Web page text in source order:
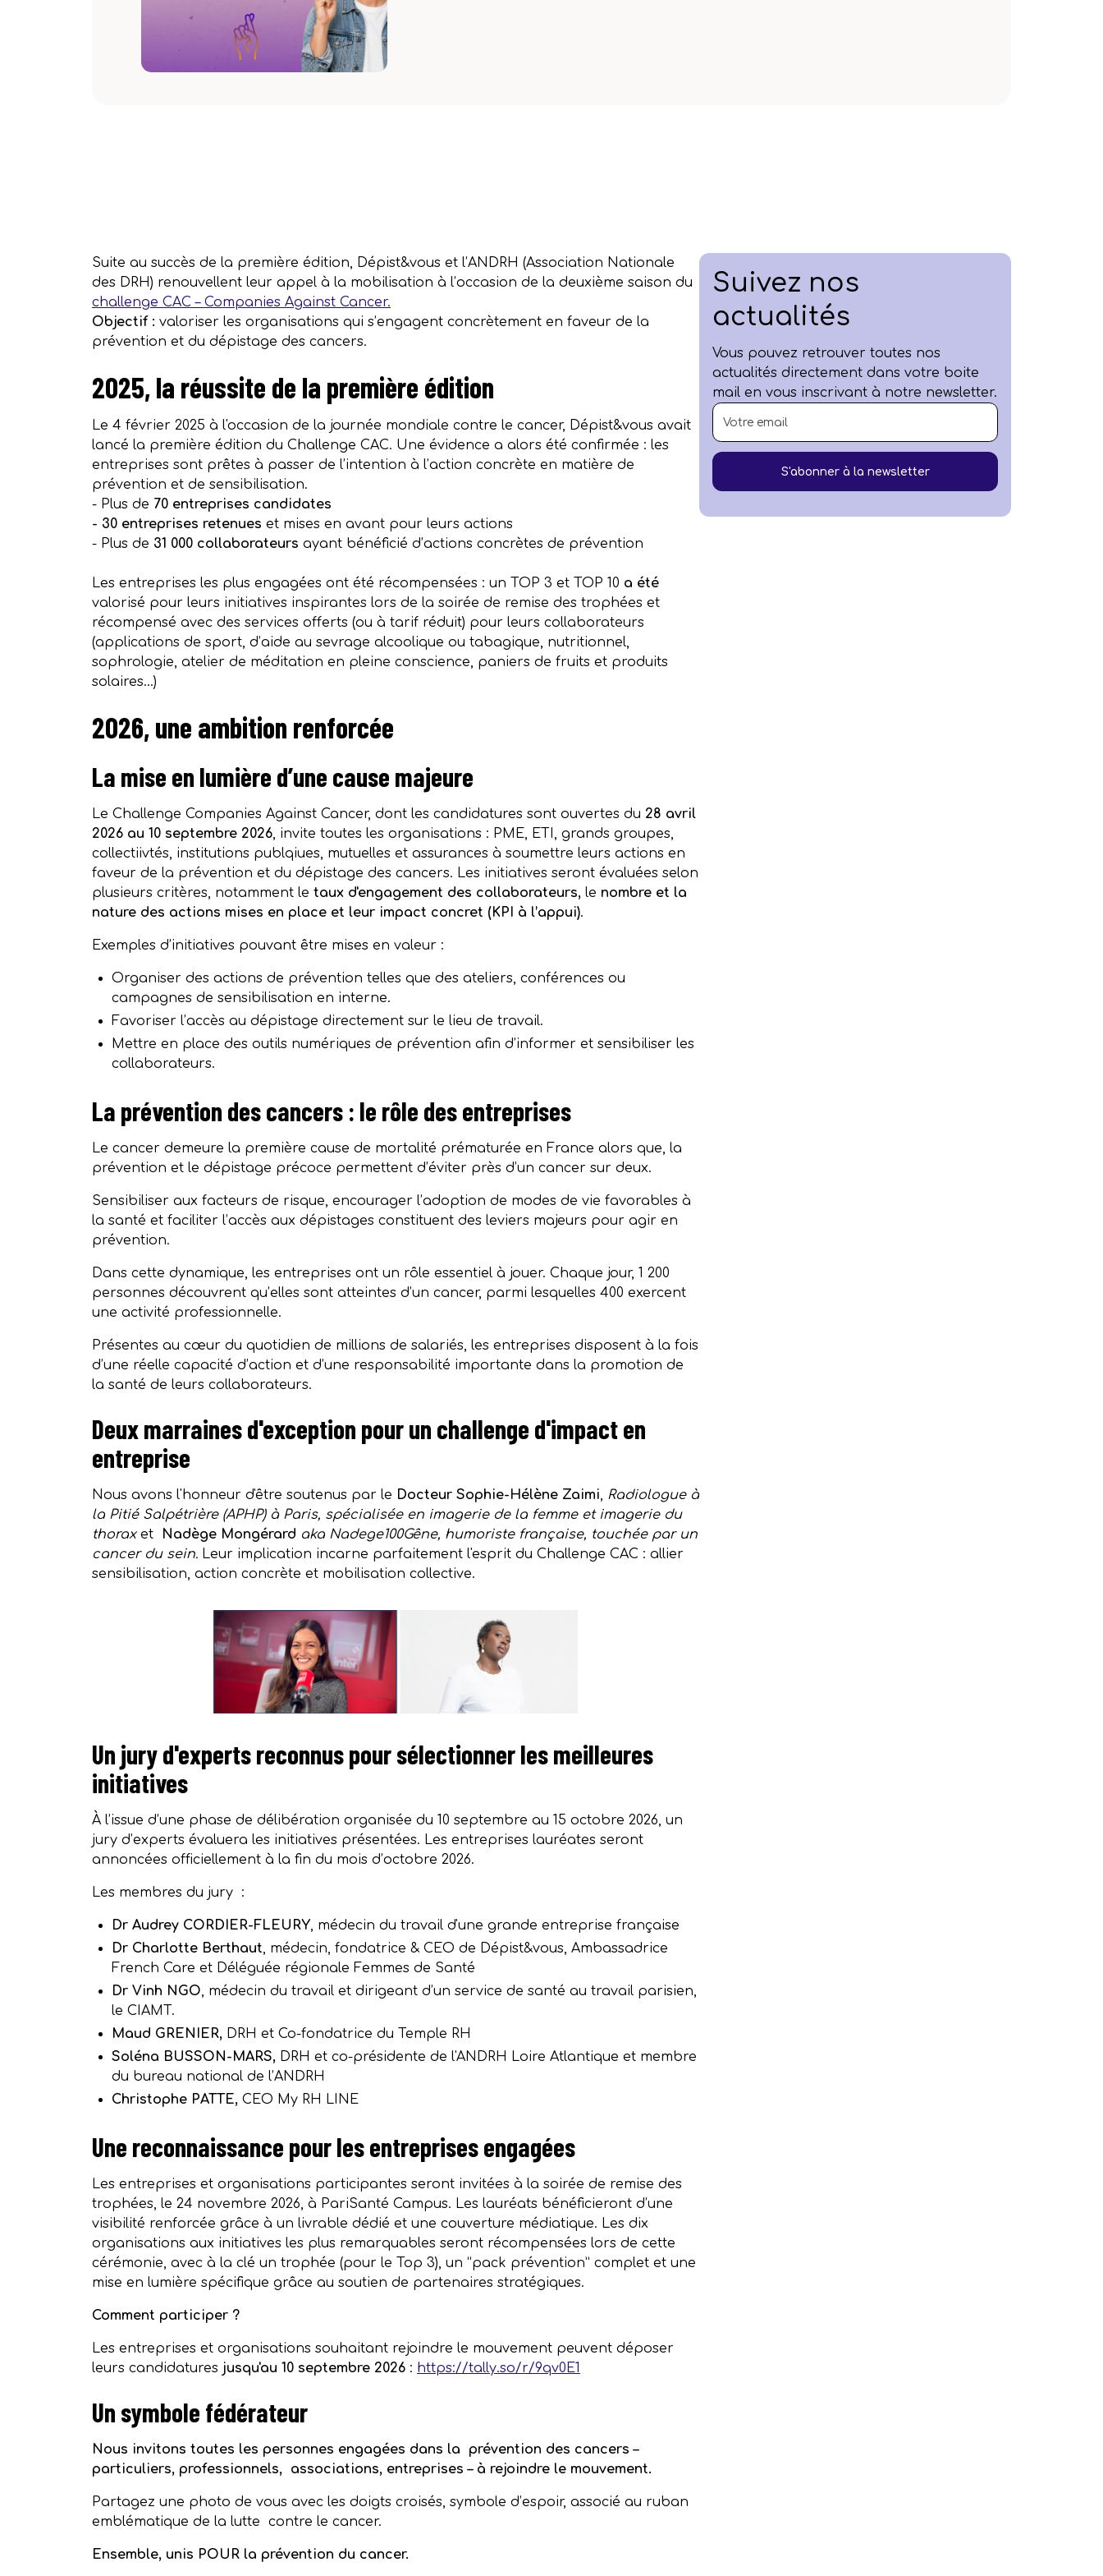
Suite au succès de la première édition, Dépist&vous et l’ANDRH (Association Nationale
des DRH) renouvellent leur appel à la mobilisation à l’occasion de la deuxième saison du
challenge CAC – Companies Against Cancer.
Objectif : valoriser les organisations qui s’engagent concrètement en faveur de la
prévention et du dépistage des cancers.
2025, la réussite de la première édition
Le 4 février 2025 à l'occasion de la journée mondiale contre le cancer, Dépist&vous avait
lancé la première édition du Challenge CAC. Une évidence a alors été confirmée : les
entreprises sont prêtes à passer de l’intention à l’action concrète en matière de
prévention et de sensibilisation.
- Plus de 70 entreprises candidates
- 30 entreprises retenues et mises en avant pour leurs actions
- Plus de 31 000 collaborateurs ayant bénéficié d’actions concrètes de prévention
Les entreprises les plus engagées ont été récompensées : un TOP 3 et TOP 10 a été
valorisé pour leurs initiatives inspirantes lors de la soirée de remise des trophées et
récompensé avec des services offerts (ou à tarif réduit) pour leurs collaborateurs
(applications de sport, d’aide au sevrage alcoolique ou tabagique, nutritionnel,
sophrologie, atelier de méditation en pleine conscience, paniers de fruits et produits
solaires...)
2026, une ambition renforcée
La mise en lumière d’une cause majeure
Le Challenge Companies Against Cancer, dont les candidatures sont ouvertes du 28 avril
2026 au 10 septembre 2026, invite toutes les organisations : PME, ETI, grands groupes,
collectiivtés, institutions publqiues, mutuelles et assurances à soumettre leurs actions en
faveur de la prévention et du dépistage des cancers. Les initiatives seront évaluées selon
plusieurs critères, notamment le taux d'engagement des collaborateurs, le nombre et la
nature des actions mises en place et leur impact concret (KPI à l’appui).
Exemples d’initiatives pouvant être mises en valeur :
Organiser des actions de prévention telles que des ateliers, conférences ou
campagnes de sensibilisation en interne.
Favoriser l’accès au dépistage directement sur le lieu de travail.
Mettre en place des outils numériques de prévention afin d’informer et sensibiliser les
collaborateurs.
La prévention des cancers : le rôle des entreprises
Le cancer demeure la première cause de mortalité prématurée en France alors que, la
prévention et le dépistage précoce permettent d’éviter près d’un cancer sur deux.
Sensibiliser aux facteurs de risque, encourager l’adoption de modes de vie favorables à
la santé et faciliter l’accès aux dépistages constituent des leviers majeurs pour agir en
prévention.
Dans cette dynamique, les entreprises ont un rôle essentiel à jouer. Chaque jour, 1 200
personnes découvrent qu’elles sont atteintes d’un cancer, parmi lesquelles 400 exercent
une activité professionnelle.
Présentes au cœur du quotidien de millions de salariés, les entreprises disposent à la fois
d’une réelle capacité d’action et d’une responsabilité importante dans la promotion de
la santé de leurs collaborateurs.
Deux marraines d'exception pour un challenge d'impact en
entreprise
Nous avons l'honneur d'être soutenus par le Docteur Sophie-Hélène Zaimi, Radiologue à
la Pitié Salpétrière (APHP) à Paris, spécialisée en imagerie de la femme et imagerie du
thoraxet Nadège Mongérard aka Nadege100Gêne, humoriste française, touchée par un
cancer du sein. Leur implication incarne parfaitement l'esprit du Challenge CAC : allier
sensibilisation, action concrète et mobilisation collective.
Un jury d'experts reconnus pour sélectionner les meilleures
initiatives
À l’issue d’une phase de délibération organisée du 10 septembre au 15 octobre 2026, un
jury d’experts évaluera les initiatives présentées. Les entreprises lauréates seront
annoncées officiellement à la fin du mois d’octobre 2026.
Les membres du jury :
Dr Audrey CORDIER-FLEURY, médecin du travail d'une grande entreprise française
Dr Charlotte Berthaut, médecin, fondatrice & CEO de Dépist&vous, Ambassadrice
French Care et Déléguée régionale Femmes de Santé
Dr Vinh NGO, médecin du travail et dirigeant d’un service de santé au travail parisien,
le CIAMT.
Maud GRENIER, DRH et Co-fondatrice du Temple RH
Soléna BUSSON-MARS, DRH et co-présidente de l'ANDRH Loire Atlantique et membre
du bureau national de l’ANDRH
Christophe PATTE, CEO My RH LINE
Une reconnaissance pour les entreprises engagées
Les entreprises et organisations participantes seront invitées à la soirée de remise des
trophées, le 24 novembre 2026, à PariSanté Campus. Les lauréats bénéficieront d’une
visibilité renforcée grâce à un livrable dédié et une couverture médiatique. Les dix
organisations aux initiatives les plus remarquables seront récompensées lors de cette
cérémonie, avec à la clé un trophée (pour le Top 3), un “pack prévention” complet et une
mise en lumière spécifique grâce au soutien de partenaires stratégiques.
Comment participer ?
Les entreprises et organisations souhaitant rejoindre le mouvement peuvent déposer
leurs candidatures jusqu'au 10 septembre 2026 : https://tally.so/r/9qv0E1
Un symbole fédérateur
Nous invitons toutes les personnes engagées dans la prévention des cancers –
particuliers, professionnels, associations, entreprises – à rejoindre le mouvement.
Partagez une photo de vous avec les doigts croisés, symbole d’espoir, associé au ruban
emblématique de la lutte contre le cancer.
Ensemble, unis POUR la prévention du cancer.
Suivez nos
actualités
Vous pouvez retrouver toutes nos
actualités directement dans votre boite
mail en vous inscrivant à notre newsletter.